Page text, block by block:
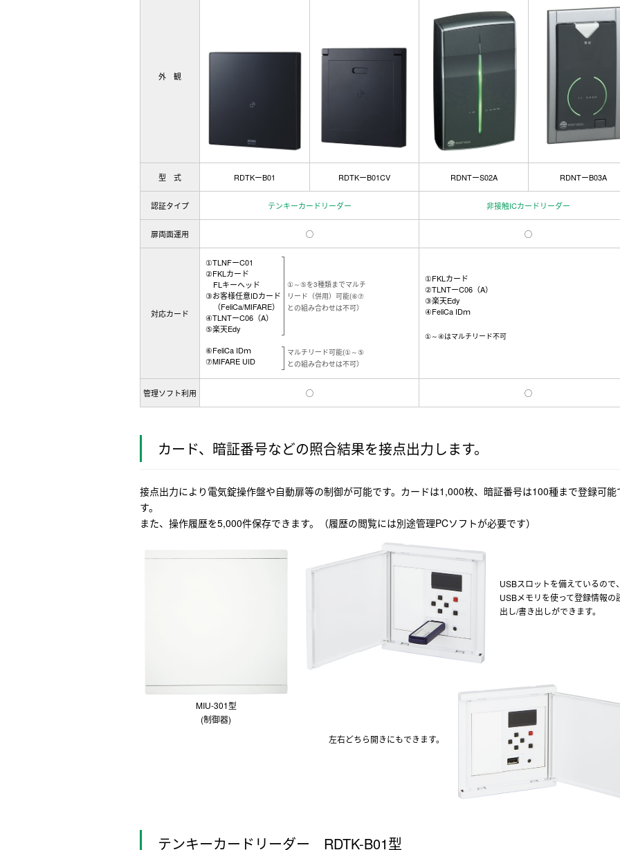
外 観
型 式 RDTKーB01 RDTKーB01CV RDNTーS02A RDNTーB03A
認証タイプ テンキーカードリーダー 非接触ICカードリーダー
扉両面運用 ◯ ◯
対応カード
①TLNFーC01
②FKLカード
FLキーヘッド
③お客様任意IDカード
（FeliCa/MIFARE）
④TLNTーC06（A）
⑤楽天Edy
⑥FeliCa IDｍ
⑦MIFARE UID
①～⑤を3種類までマルチ
リード（併用）可能(⑥⑦
との組み合わせは不可）
マルチリード可能(①～⑤
との組み合わせは不可）
①FKLカード
②TLNTーC06（A）
③楽天Edy
④FeliCa IDｍ
①～④はマルチリード不可
管理ソフト利用 ◯ ◯
カード、暗証番号などの照合結果を接点出力します。
接点出力により電気錠操作盤や自動扉等の制御が可能です。カードは1,000枚、暗証番号は100種まで登録可能
す。
また、操作履歴を5,000件保存できます。（履歴の閲覧には別途管理PCソフトが必要です）
MIU-301型
(制御器)
USBスロットを備えているので
USBメモリを使って登録情報の
出し/書き出しができます。
左右どちら開きにもできます。
テンキーカードリーダー RDTK-B01型